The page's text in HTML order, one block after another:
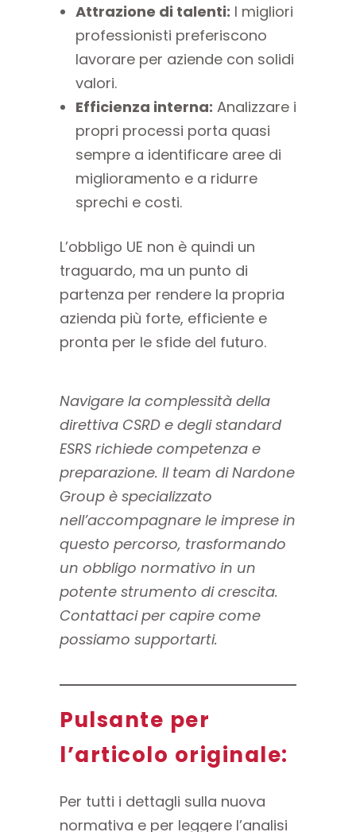
Attrazione di talenti: I migliori
professionisti preferiscono
lavorare per aziende con solidi
valori.
Efficienza interna: Analizzare i
propri processi porta quasi
sempre a identificare aree di
miglioramento e a ridurre
sprechi e costi.
L’obbligo UE non è quindi un
traguardo, ma un punto di
partenza per rendere la propria
azienda più forte, efficiente e
pronta per le sfide del futuro.
Navigare la complessità della
direttiva CSRD e degli standard
ESRS richiede competenza e
preparazione. Il team di Nardone
Group è specializzato
nell’accompagnare le imprese in
questo percorso, trasformando
un obbligo normativo in un
potente strumento di crescita.
Contattaci per capire come
possiamo supportarti.
Pulsante per
l’articolo originale:
Per tutti i dettagli sulla nuova
normativa e per leggere l’analisi